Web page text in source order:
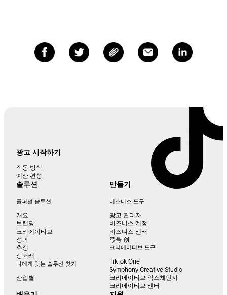
광고 시작하기
작동 방식
예산 편성
솔루션
풀퍼널 솔루션
개요
브랜딩
크리에이티브
성과
측정
상거래
나에게 맞는 솔루션 찾기
산업별
만들기
비즈니스 도구
광고 관리자
비즈니스 계정
비즈니스 센터
弓号 创
크리에이티브 도구
TikTok One
Symphony Creative Studio
크리에이티브 익스체인지
크리에이티브 센터